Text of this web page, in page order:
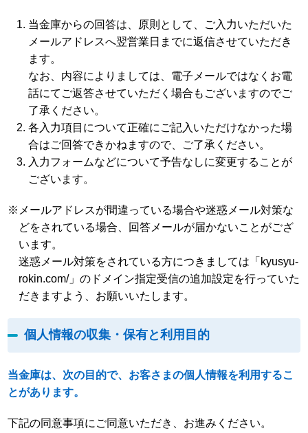
当金庫からの回答は、原則として、ご入力いただいた
メールアドレスへ翌営業日までに返信させていただき
ます。
なお、内容によりましては、電子メールではなくお電
話にてご返答させていただく場合もございますのでご
了承ください。
各入力項目について正確にご記入いただけなかった場
合はご回答できかねますので、ご了承ください。
入力フォームなどについて予告なしに変更することが
ございます。
※メールアドレスが間違っている場合や迷惑メール対策な
どをされている場合、回答メールが届かないことがござ
います。
迷惑メール対策をされている方につきましては「kyusyu-
rokin.com/」のドメイン指定受信の追加設定を行っていた
だきますよう、お願いいたします。
個人情報の収集・保有と利用目的
当金庫は、次の目的で、お客さまの個人情報を利用するこ
とがあります。
下記の同意事項にご同意いただき、お進みください。